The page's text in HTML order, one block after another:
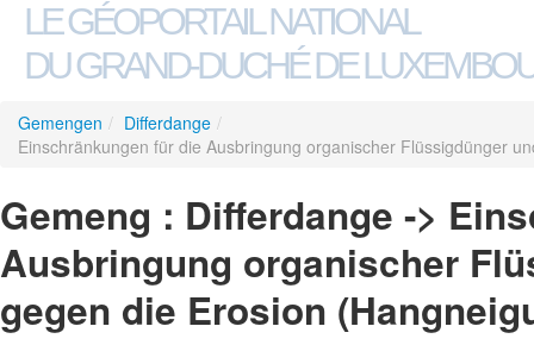
LE GÉOPORTAIL NATIONAL
DU GRAND-DUCHÉ DE
Gemengen / Differdange /
Einschränkungen für die Ausbringung organischer Flüssigdünger
Gemeng : Differdange ->
Ausbringung organischer
gegen die Erosion